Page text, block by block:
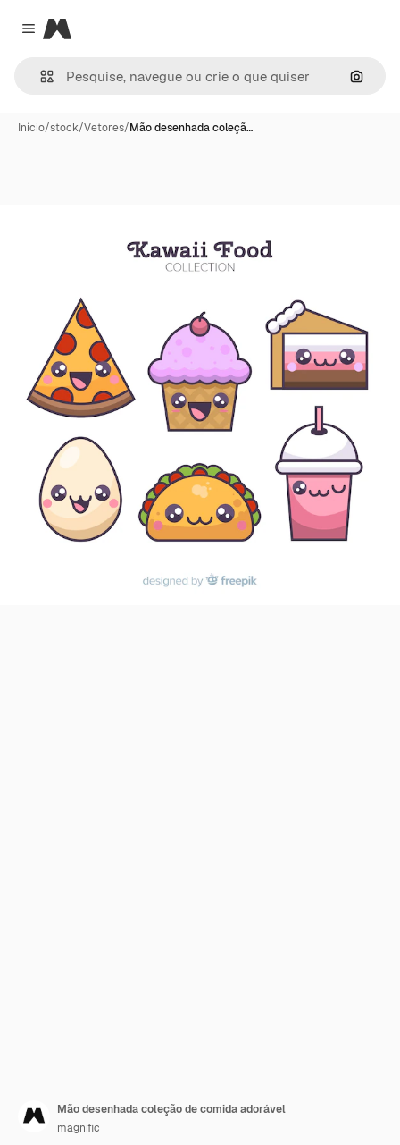
Close menu
Magnific
Início/stock/Vetores/Mão desenhada coleçã…
Mão desenhada coleção de comida adorável
magnific